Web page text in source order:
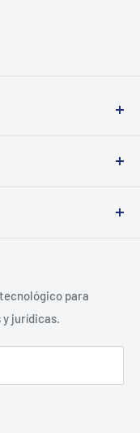
la Tecnología.
para
jurídicas.